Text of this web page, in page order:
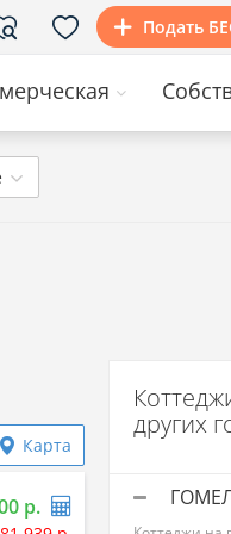
Подать
Карта
р.
других